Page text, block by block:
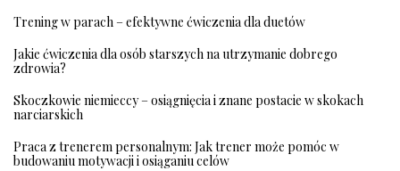
Trening w parach – efektywne ćwiczenia dla duetów
Jakie ćwiczenia dla osób starszych na utrzymanie dobrego
zdrowia?
Skoczkowie niemieccy – osiągnięcia i znane postacie w skokach
narciarskich
Praca z trenerem personalnym: Jak trener może pomóc w
budowaniu motywacji i osiąganiu celów